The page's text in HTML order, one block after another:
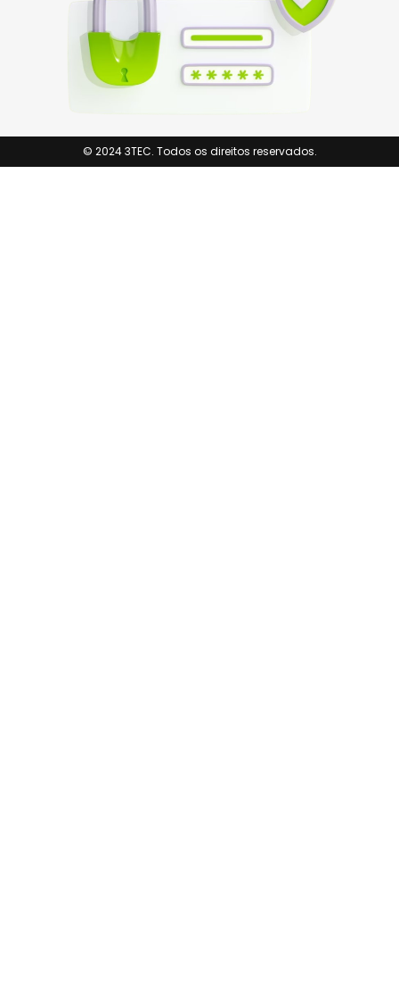
© 2024 3TEC. Todos os direitos reservados.